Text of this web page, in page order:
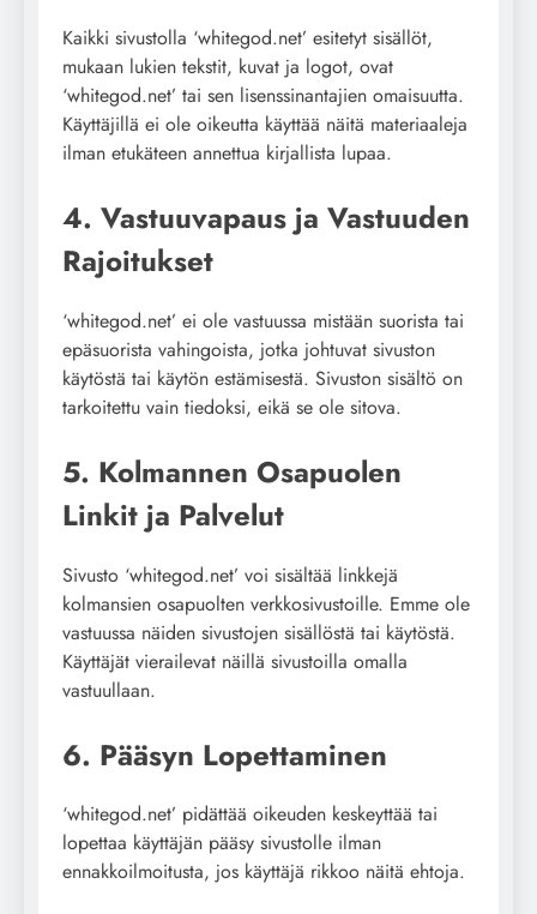
Kaikki sivustolla ‘whitegod.net’ esitetyt sisällöt,
mukaan lukien tekstit, kuvat ja logot, ovat
‘whitegod.net’ tai sen lisenssinantajien omaisuutta.
Käyttäjillä ei ole oikeutta käyttää näitä materiaaleja
ilman etukäteen annettua kirjallista lupaa.
4. Vastuuvapaus ja Vastuuden
Rajoitukset
‘whitegod.net’ ei ole vastuussa mistään suorista tai
epäsuorista vahingoista, jotka johtuvat sivuston
käytöstä tai käytön estämisestä. Sivuston sisältö on
tarkoitettu vain tiedoksi, eikä se ole sitova.
5. Kolmannen Osapuolen
Linkit ja Palvelut
Sivusto ‘whitegod.net’ voi sisältää linkkejä
kolmansien osapuolten verkkosivustoille. Emme ole
vastuussa näiden sivustojen sisällöstä tai käytöstä.
Käyttäjät vierailevat näillä sivustoilla omalla
vastuullaan.
6. Pääsyn Lopettaminen
‘whitegod.net’ pidättää oikeuden keskeyttää tai
lopettaa käyttäjän pääsy sivustolle ilman
ennakkoilmoitusta, jos käyttäjä rikkoo näitä ehtoja.